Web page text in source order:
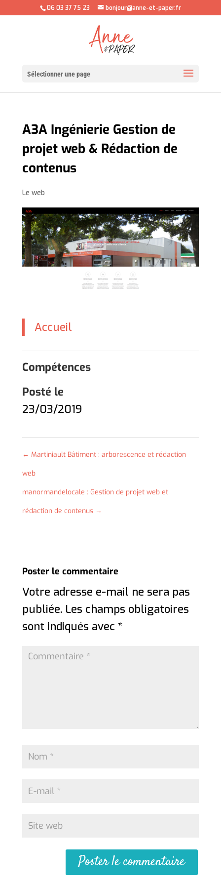
06 03 37 75 23 bonjour@anne-et-paper.fr
Sélectionner une page
A3A Ingénierie Gestion de
projet web & Rédaction de
contenus
Le web
Accueil
Compétences
Posté le
23/03/2019
← Martiniault Bâtiment : arborescence et rédaction
web
manormandelocale : Gestion de projet web et
rédaction de contenus →
Poster le commentaire
Votre adresse e-mail ne sera pas
publiée. Les champs obligatoires
sont indiqués avec *